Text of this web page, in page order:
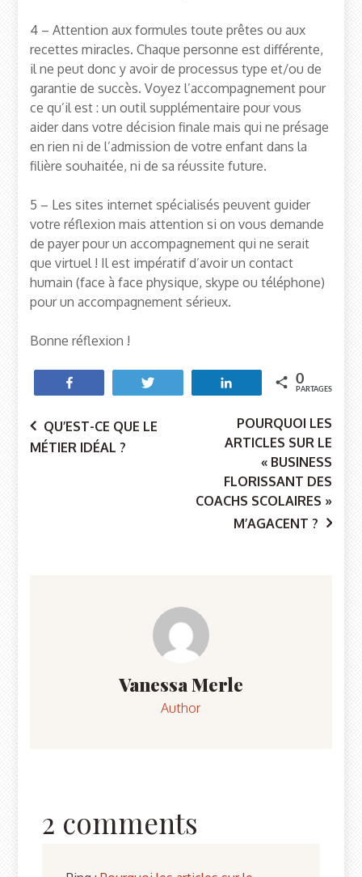
4 – Attention aux formules toute prêtes ou aux
recettes miracles. Chaque personne est différente,
il ne peut donc y avoir de processus type et/ou de
garantie de succès. Voyez l’accompagnement pour
ce qu’il est : un outil supplémentaire pour vous
aider dans votre décision finale mais qui ne présage
en rien ni de l’admission de votre enfant dans la
filière souhaitée, ni de sa réussite future.
5 – Les sites internet spécialisés peuvent guider
votre réflexion mais attention si on vous demande
de payer pour un accompagnement qui ne serait
que virtuel ! Il est impératif d’avoir un contact
humain (face à face physique, skype ou téléphone)
pour un accompagnement sérieux.
Bonne réflexion !
Partagez 0
PARTAGES
Navigation
l’article
QU’EST-CE QUE LE
MÉTIER IDÉAL ?
POURQUOI LES
ARTICLES SUR LE
« BUSINESS
FLORISSANT DES
COACHS SCOLAIRES »
M’AGACENT ?
Vanessa Merle
Author
2 comments